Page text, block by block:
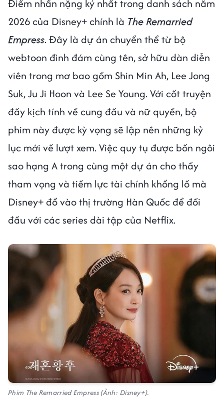
Điểm nhấn nặng ký nhất trong danh sách năm
2026 của Disney+ chính là The Remarried
Empress. Đây là dự án chuyển thể từ bộ
webtoon đình đám cùng tên, sở hữu dàn diễn
viên trong mơ bao gồm Shin Min Ah, Lee Jong
Suk, Ju Ji Hoon và Lee Se Young. Với cốt truyện
đầy kịch tính về cung đấu và nữ quyền, bộ
phim này được kỳ vọng sẽ lập nên những kỷ
lục mới về lượt xem. Việc quy tụ được bốn ngôi
sao hạng A trong cùng một dự án cho thấy
tham vọng và tiềm lực tài chính khổng lồ mà
Disney+ đổ vào thị trường Hàn Quốc để đối
đầu với các series dài tập của Netflix.
Phim The Remarried Empress (Ảnh: Disney+).